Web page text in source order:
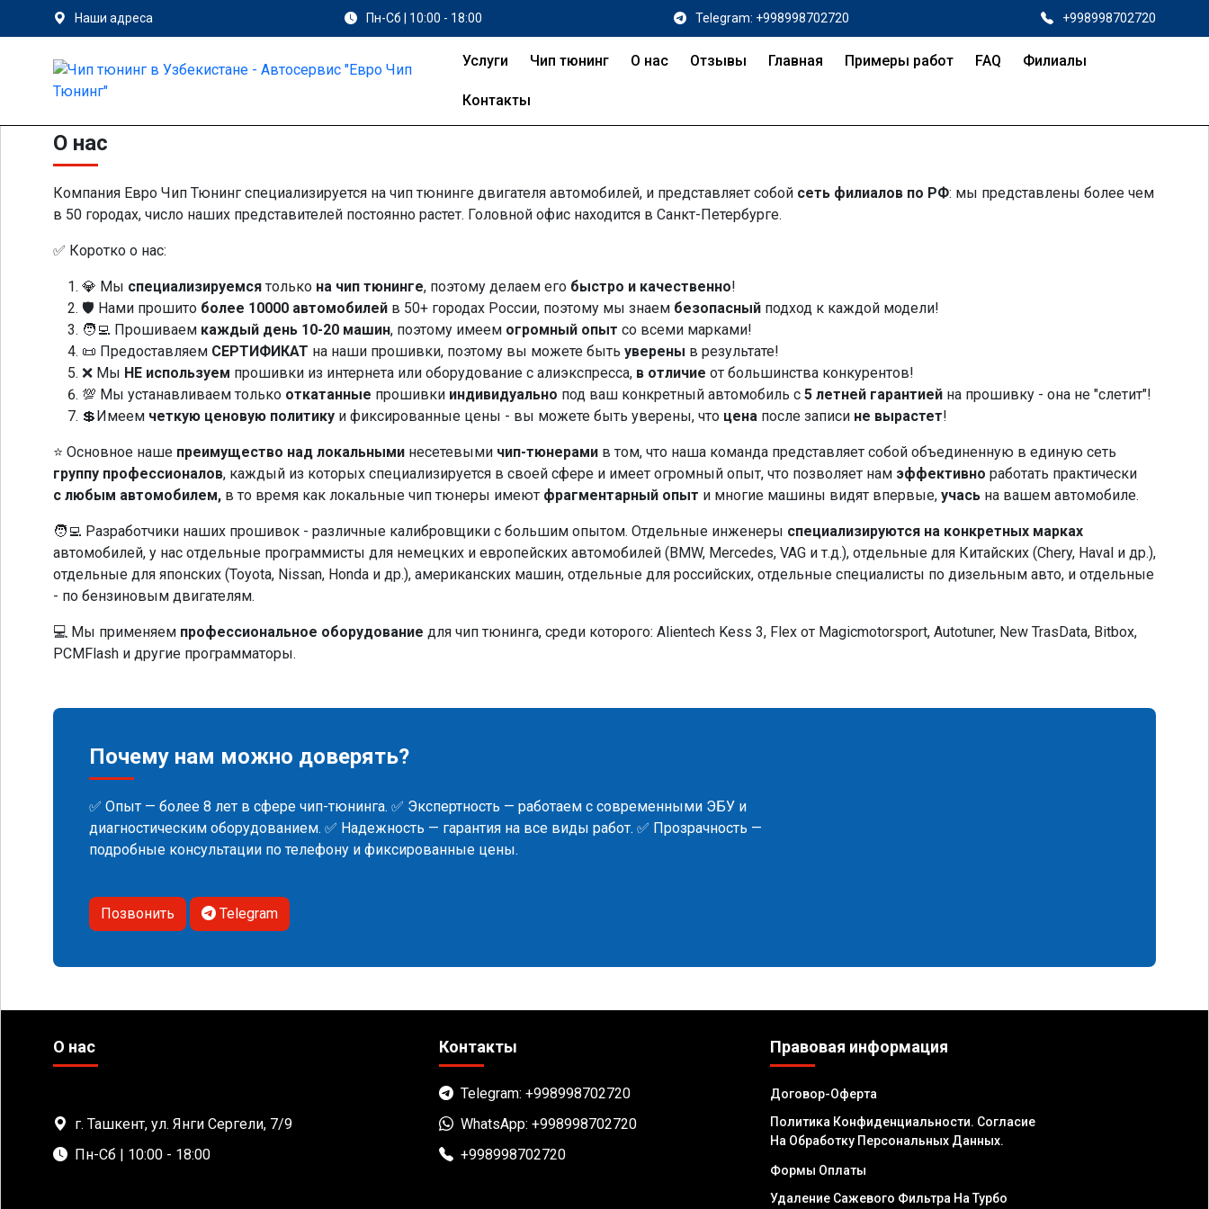
Наши адреса Пн-Сб | 10:00 - 18:00 Telegram: +998998702720 +998998702720
Услуги Чип тюнинг О нас Отзывы Главная Примеры работ FAQ Филиалы
Контакты
О нас
Компания Евро Чип Тюнинг специализируется на чип тюнинге двигателя автомобилей, и представляет собой сеть филиалов по РФ: мы представлены более чем
в 50 городах, число наших представителей постоянно растет. Головной офис находится в Санкт-Петербурге.
✅ Коротко о нас:
💎 Мы специализируемся только на чип тюнинге, поэтому делаем его быстро и качественно!
🛡️ Нами прошито более 10000 автомобилей в 50+ городах России, поэтому мы знаем безопасный подход к каждой модели!
🧑‍💻 Прошиваем каждый день 10-20 машин, поэтому имеем огромный опыт со всеми марками!
📜 Предоставляем СЕРТИФИКАТ на наши прошивки, поэтому вы можете быть уверены в результате!
❌ Мы НЕ используем прошивки из интернета или оборудование с алиэкспресса, в отличие от большинства конкурентов!
💯 Мы устанавливаем только откатанные прошивки индивидуально под ваш конкретный автомобиль с 5 летней гарантией на прошивку - она не "слетит"!
💲Имеем четкую ценовую политику и фиксированные цены - вы можете быть уверены, что цена после записи не вырастет!
⭐ Основное наше преимущество над локальными несетевыми чип-тюнерами в том, что наша команда представляет собой объединенную в единую сеть
группу профессионалов, каждый из которых специализируется в своей сфере и имеет огромный опыт, что позволяет нам эффективно работать практически
с любым автомобилем, в то время как локальные чип тюнеры имеют фрагментарный опыт и многие машины видят впервые, учась на вашем автомобиле.
🧑‍💻 Разработчики наших прошивок - различные калибровщики с большим опытом. Отдельные инженеры специализируются на конкретных марках
автомобилей, у нас отдельные программисты для немецких и европейских автомобилей (BMW, Mercedes, VAG и т.д.), отдельные для Китайских (Chery, Haval и др.),
отдельные для японских (Toyota, Nissan, Honda и др.), американских машин, отдельные для российских, отдельные специалисты по дизельным авто, и отдельные
- по бензиновым двигателям.
💻 Мы применяем профессиональное оборудование для чип тюнинга, среди которого: Alientech Kess 3, Flex от Magicmotorsport, Autotuner, New TrasData, Bitbox,
PCMFlash и другие программаторы.
Почему нам можно доверять?
✅ Опыт — более 8 лет в сфере чип-тюнинга. ✅ Экспертность — работаем с современными ЭБУ и
диагностическим оборудованием. ✅ Надежность — гарантия на все виды работ. ✅ Прозрачность —
подробные консультации по телефону и фиксированные цены.
Позвонить Telegram
О нас
г. Ташкент, ул. Янги Сергели, 7/9
Пн-Сб | 10:00 - 18:00
Контакты
Telegram: +998998702720
WhatsApp: +998998702720
+998998702720
Правовая информация
Договор-Оферта
Политика Конфиденциальности. Согласие
На Обработку Персональных Данных.
Формы Оплаты
Удаление Сажевого Фильтра На Турбо